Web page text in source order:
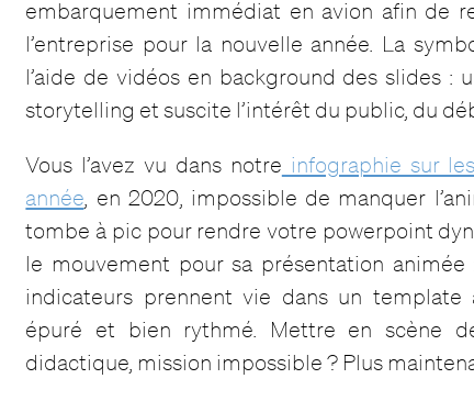
embarquement immédiat en avion afin de
l’entreprise pour la nouvelle année. La
l’aide de vidéos en background des slides :
storytelling et suscite l’intérêt du public, du
Vous l’avez vu dans notre infographie sur
année , en 2020, impossible de manquer
tombe à pic pour rendre votre powerpoint
le mouvement pour sa présentation animée
indicateurs prennent vie dans un template
épuré et bien rythmé. Mettre en scène
didactique, mission impossible ? Plus